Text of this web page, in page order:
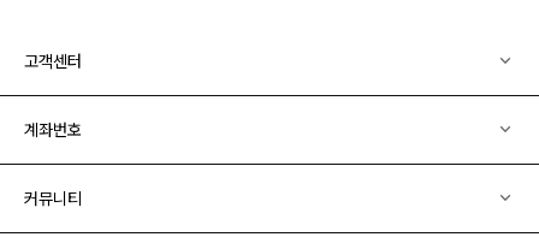
고객센터
계좌번호
커뮤니티